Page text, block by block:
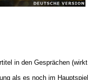
in den Gesprächen (wirkt
als es noch im Hauptspiel